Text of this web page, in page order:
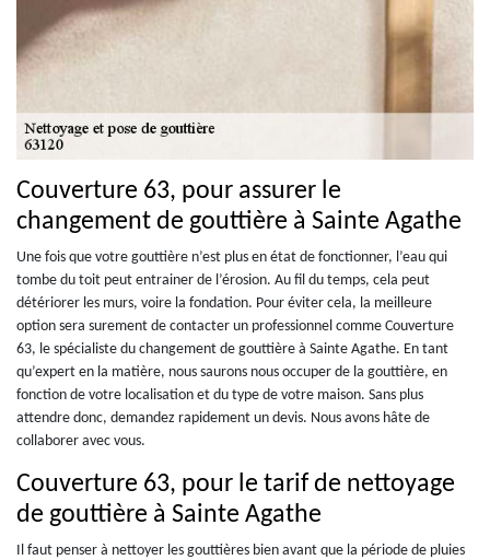
Couverture 63, pour assurer le
changement de gouttière à Sainte Agathe
Une fois que votre gouttière n’est plus en état de fonctionner, l’eau qui
tombe du toit peut entrainer de l’érosion. Au fil du temps, cela peut
détériorer les murs, voire la fondation. Pour éviter cela, la meilleure
option sera surement de contacter un professionnel comme Couverture
63, le spécialiste du changement de gouttière à Sainte Agathe. En tant
qu’expert en la matière, nous saurons nous occuper de la gouttière, en
fonction de votre localisation et du type de votre maison. Sans plus
attendre donc, demandez rapidement un devis. Nous avons hâte de
collaborer avec vous.
Couverture 63, pour le tarif de nettoyage
de gouttière à Sainte Agathe
Il faut penser à nettoyer les gouttières bien avant que la période de pluies